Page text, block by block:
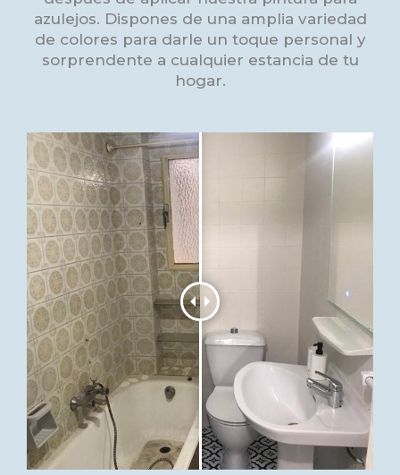
azulejos. Dispones de una amplia variedad
de colores para darle un toque personal y
sorprendente a cualquier estancia de tu
hogar.